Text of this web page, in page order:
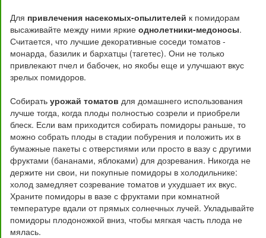
Для привлечения насекомых-опылителей к помидорам
высаживайте между ними яркие однолетники-медоносы.
Считается, что лучшие декоративные соседи томатов -
монарда, базилик и бархатцы (тагетес). Они не только
привлекают пчел и бабочек, но якобы еще и улучшают вкус
зрелых помидоров.
Собирать урожай томатов для домашнего использования
лучше тогда, когда плоды полностью созрели и приобрели
блеск. Если вам приходится собирать помидоры раньше, то
можно собрать плоды в стадии побурения и положить их в
бумажные пакеты с отверстиями или просто в вазу с другими
фруктами (бананами, яблоками) для дозревания. Никогда не
держите ни свои, ни покупные помидоры в холодильнике:
холод замедляет созревание томатов и ухудшает их вкус.
Храните помидоры в вазе с фруктами при комнатной
температуре вдали от прямых солнечных лучей. Укладывайте
помидоры плодоножкой вниз, чтобы мягкая часть плода не
мялась.